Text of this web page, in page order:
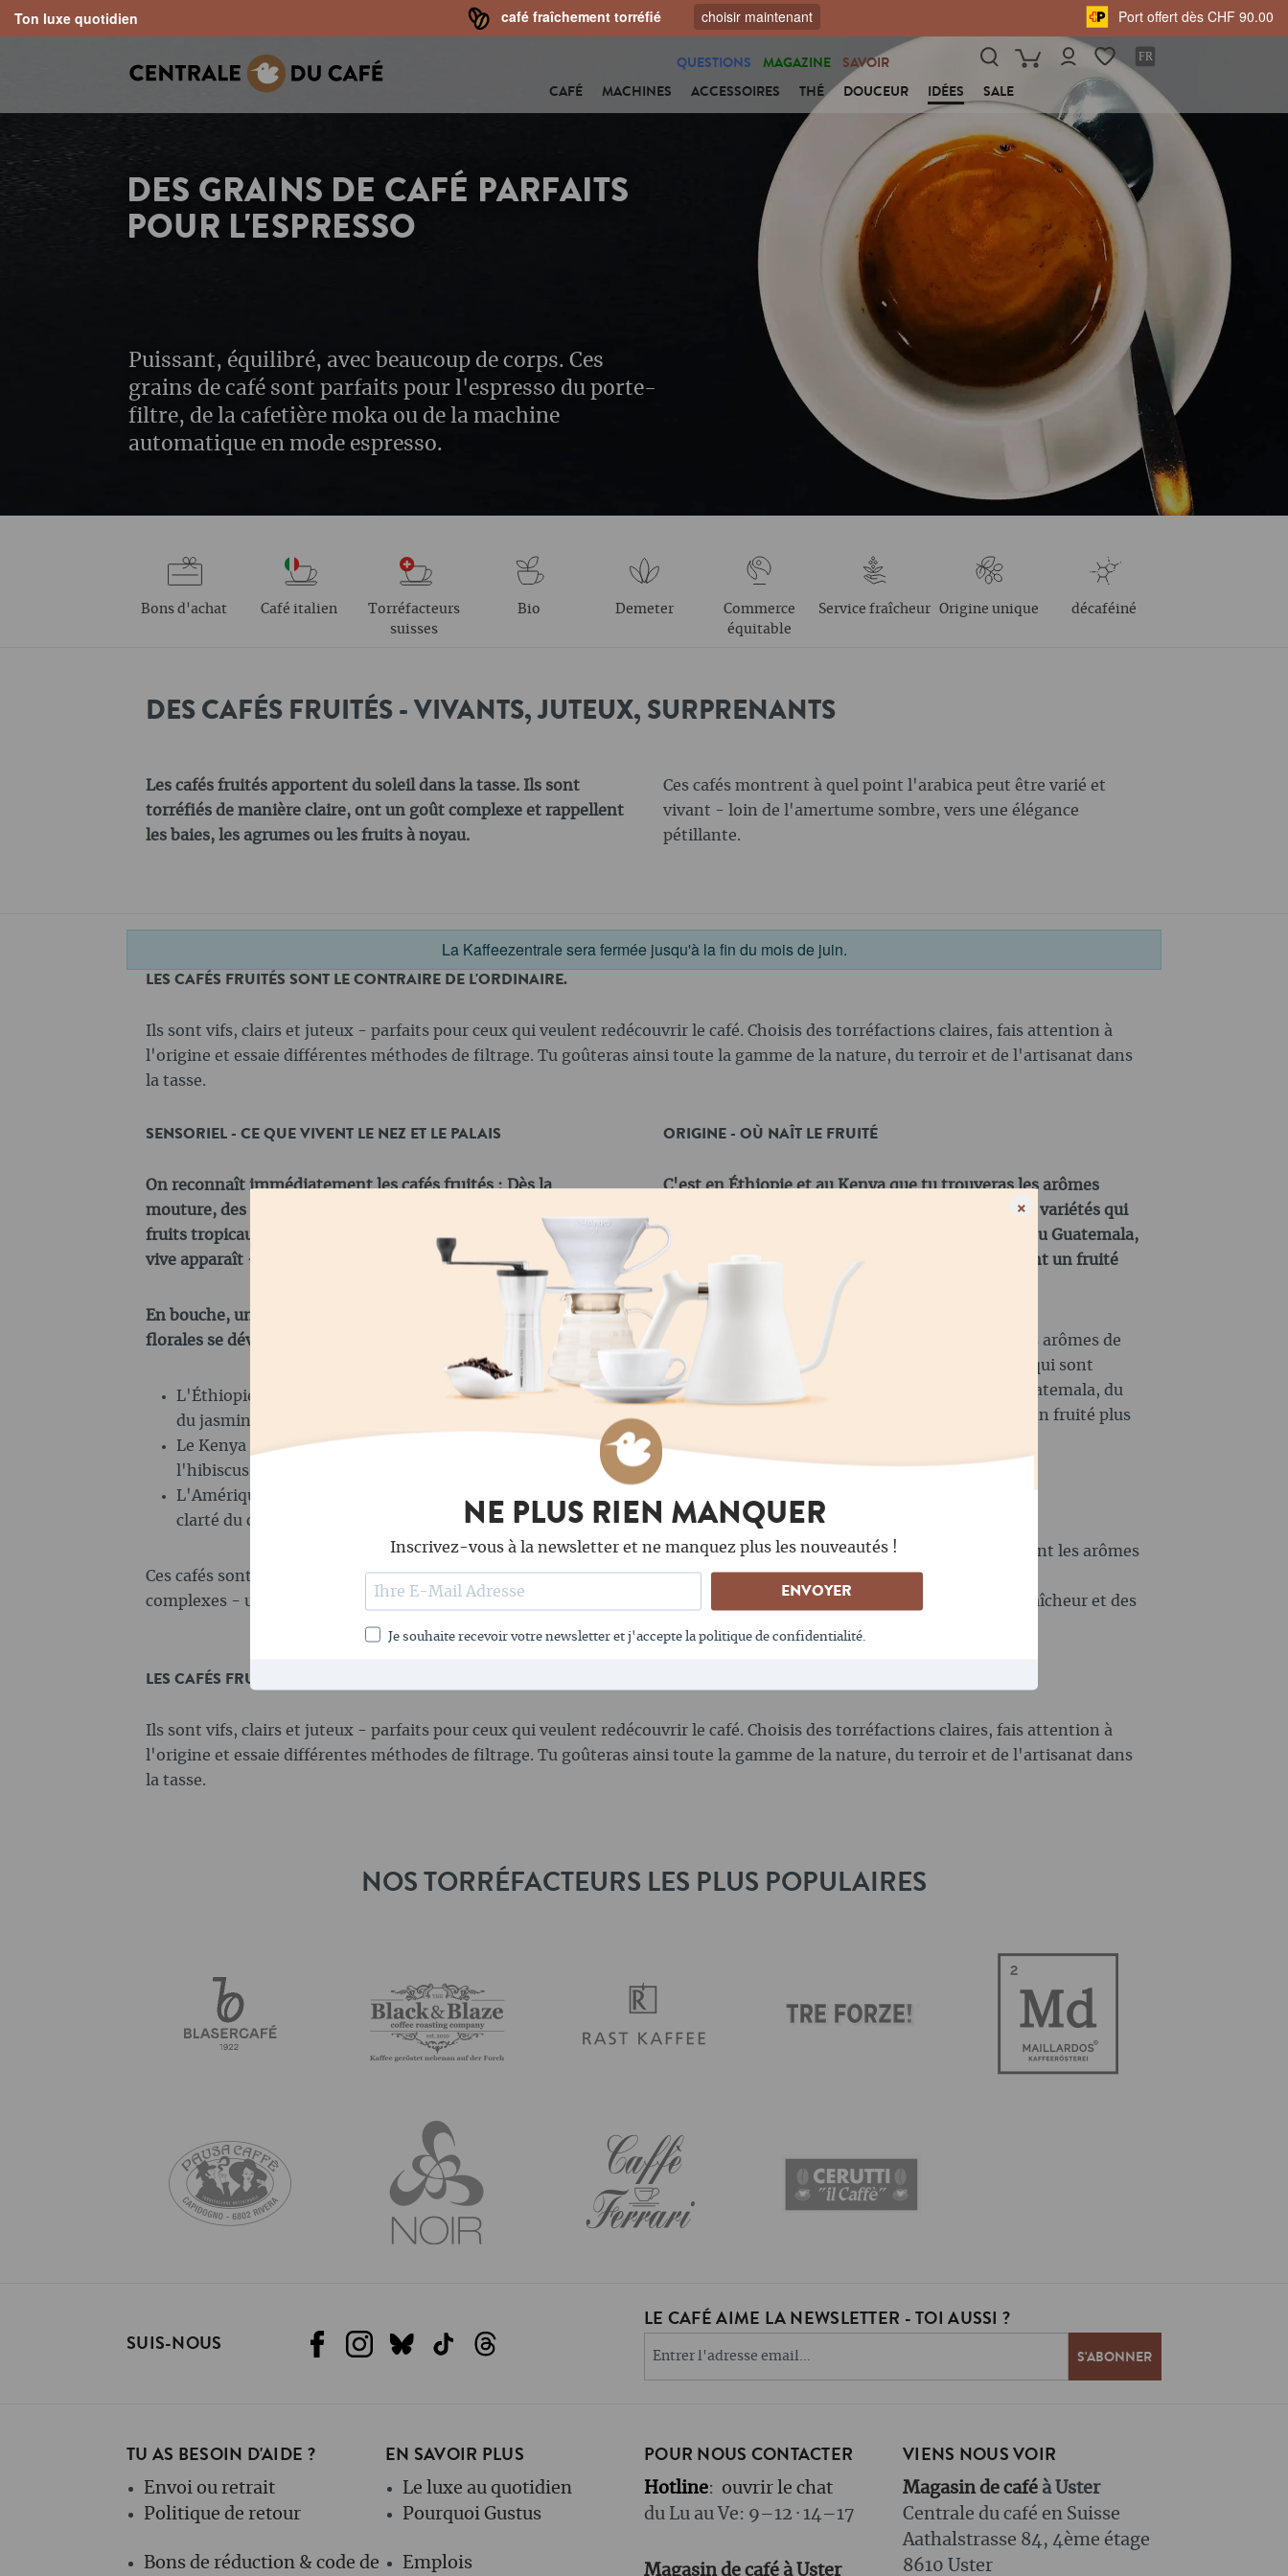
Skip to main navigation
Ton luxe quotidien café fraîchement torréfié choisir maintenant Port offert dès CHF 90.00
CAFÉ MACHINES ACCESSOIRES THÉ DOUCEUR IDÉES SALE
QUESTIONS MAGAZINE SAVOIR
DES GRAINS DE CAFÉ PARFAITS
POUR L'ESPRESSO
Puissant, équilibré, avec beaucoup de corps. Ces
grains de café sont parfaits pour l'espresso du porte-
filtre, de la cafetière moka ou de la machine
automatique en mode espresso.
Bons d'achat Café italien
Torréfacteurs
suisses
Bio Demeter
Commerce
équitable
Service fraîcheur Origine unique décaféiné
NE PLUS RIEN MANQUER
Inscrivez-vous à la newsletter et ne manquez plus les nouveautés !
ENVOYER
Je souhaite recevoir votre newsletter et j'accepte la politique de confidentialité.
×
DES CAFÉS FRUITÉS - VIVANTS, JUTEUX, SURPRENANTS
Les cafés fruités apportent du soleil dans la tasse. Ils sont
torréfiés de manière claire, ont un goût complexe et rappellent
les baies, les agrumes ou les fruits à noyau.
Ces cafés montrent à quel point l'arabica peut être varié et
vivant - loin de l'amertume sombre, vers une élégance
pétillante.
La Kaffeezentrale sera fermée jusqu'à la fin du mois de juin.
LES CAFÉS FRUITÉS SONT LE CONTRAIRE DE L'ORDINAIRE.
Ils sont vifs, clairs et juteux - parfaits pour ceux qui veulent redécouvrir le café. Choisis des torréfactions claires, fais attention à
l'origine et essaie différentes méthodes de filtrage. Tu goûteras ainsi toute la gamme de la nature, du terroir et de l'artisanat dans
la tasse.
SENSORIEL - CE QUE VIVENT LE NEZ ET LE PALAIS
On reconnaît immédiatement les cafés fruités : Dès la
mouture, des parfums intenses de baies, d'agrumes ou de
fruits tropicaux se dégagent. Dans la tasse, une acidité claire et
vive apparaît - pas acide, mais fraîche et élégante.
En bouche, un jeu de douceur, de fruité et de fines notes
florales se développe.
L'Éthiopie apporte souvent de la bergamote, de la pêche et
du jasmin
Le Kenya brille avec le cassis, le pamplemousse et
l'hibiscus
L'Amérique centrale fournit la pomme, le melon miel et la
clarté du caramel.
Ces cafés sont aromatiques, légers et en même temps
complexes - une expérience pour le nez et la langue.
ORIGINE - OÙ NAÎT LE FRUITÉ
C'est en Éthiopie et au Kenya que tu trouveras les arômes
fruités les plus intenses. C'est là que poussent les variétés qui
sont naturellement douces et fleuries. Les cafés du Guatemala,
du Costa Rica ou du Panama présentent également un fruité
plus doux et équilibré.
C'est en Éthiopie et au Kenya que tu trouveras les arômes de
fruits les plus intenses. Ici poussent des variétés qui sont
naturellement douces et fleuries. Les cafés du Guatemala, du
Costa Rica ou du Panama présentent également un fruité plus
Les cafés naturels ou traités au miel accentuent les arômes
de fruits doux et de baies.
Les cafés lavés apportent de la clarté, de la fraîcheur et des
LES CAFÉS FRUITÉS SONT LE CONTRAIRE DE L'ORDINAIRE.
Ils sont vifs, clairs et juteux - parfaits pour ceux qui veulent redécouvrir le café. Choisis des torréfactions claires, fais attention à
l'origine et essaie différentes méthodes de filtrage. Tu goûteras ainsi toute la gamme de la nature, du terroir et de l'artisanat dans
la tasse.
NOS TORRÉFACTEURS LES PLUS POPULAIRES
SUIS-NOUS
LE CAFÉ AIME LA NEWSLETTER - TOI AUSSI ?
TU AS BESOIN D'AIDE ?
Envoi ou retrait
Politique de retour
Bons de réduction & code de
EN SAVOIR PLUS
Le luxe au quotidien
Pourquoi Gustus
Emplois
POUR NOUS CONTACTER
Hotline: ouvrir le chat
du Lu au Ve: 9–12 · 14–17
Magasin de café à Uster
VIENS NOUS VOIR
Magasin de café à Uster
Centrale du café en Suisse
Aathalstrasse 84, 4ème étage
8610 Uster